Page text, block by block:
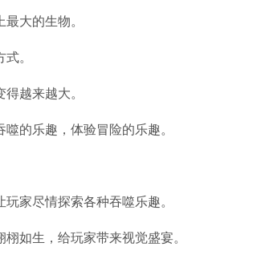
大的生物。
。
越来越大。
的乐趣，体验冒险的乐趣。
家尽情探索各种吞噬乐趣。
如生，给玩家带来视觉盛宴。